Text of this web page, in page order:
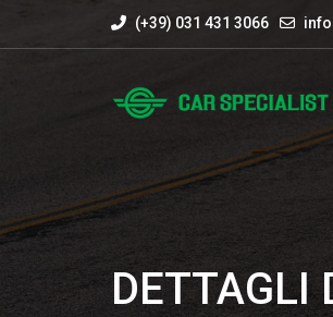
(+39) 031 431 3066
DETTAGLI